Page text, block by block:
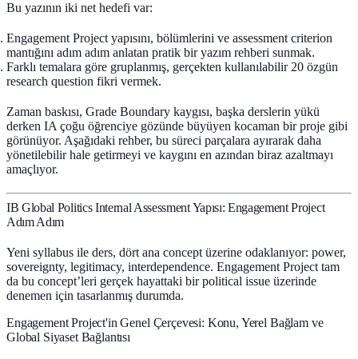
Bu yazının iki net hedefi var:
Engagement Project yapısını, bölümlerini ve assessment criterion
mantığını adım adım anlatan pratik bir yazım rehberi sunmak.
Farklı temalara göre gruplanmış, gerçekten kullanılabilir 20 özgün
research question fikri vermek.
Zaman baskısı, Grade Boundary kaygısı, başka derslerin yükü
derken IA çoğu öğrenciye gözünde büyüyen kocaman bir proje gibi
görünüyor. Aşağıdaki rehber, bu süreci parçalara ayırarak daha
yönetilebilir hale getirmeyi ve kaygını en azından biraz azaltmayı
amaçlıyor.
IB Global Politics Internal Assessment Yapısı: Engagement Project
Adım Adım
Yeni syllabus ile ders, dört ana concept üzerine odaklanıyor: power,
sovereignty, legitimacy, interdependence. Engagement Project tam
da bu concept’leri gerçek hayattaki bir political issue üzerinde
denemen için tasarlanmış durumda.
Engagement Project'in Genel Çerçevesi: Konu, Yerel Bağlam ve
Global Siyaset Bağlantısı